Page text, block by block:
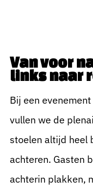
Van voor
links naar
Bij een
vullen we de
stoelen altijd heel
achteren. Gasten
achterin plakken,